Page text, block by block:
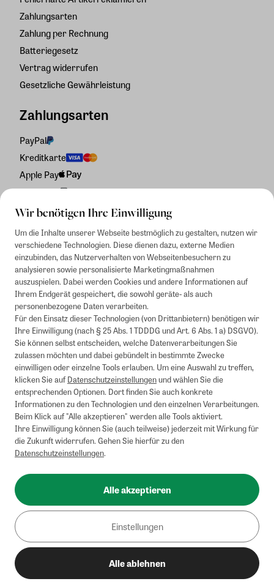
Wir benötigen Ihre Einwilligung
Um die Inhalte unserer Webseite bestmöglich zu gestalten, nutzen wir
verschiedene Technologien. Diese dienen dazu, externe Medien
einzubinden, das Nutzerverhalten von Webseitenbesuchern zu
analysieren sowie personalisierte Marketingmaßnahmen
auszuspielen. Dabei werden Cookies und andere Informationen auf
Ihrem Endgerät gespeichert, die sowohl geräte- als auch
personenbezogene Daten verarbeiten.
Für den Einsatz dieser Technologien (von Drittanbietern) benötigen wir
Ihre Einwilligung (nach § 25 Abs. 1 TDDDG und Art. 6 Abs. 1 a) DSGVO).
Sie können selbst entscheiden, welche Datenverarbeitungen Sie
zulassen möchten und dabei gebündelt in bestimmte Zwecke
einwilligen oder einzelne Tools erlauben. Um eine Auswahl zu treffen,
klicken Sie aufDatenschutzeinstellungenund wählen Sie die
entsprechenden Optionen. Dort finden Sie auch konkrete
Informationen zu den Technologien und den einzelnen Verarbeitungen.
Beim Klick auf "Alle akzeptieren" werden alle Tools aktiviert.
Ihre Einwilligung können Sie (auch teilweise) jederzeit mit Wirkung für
die Zukunft widerrufen. Gehen Sie hierfür zu den
Datenschutzeinstellungen.
Alle akzeptieren
Einstellungen
Alle ablehnen
Zahlungsarten
Zahlung per Rechnung
Batteriegesetz
Vertrag widerrufen
Gesetzliche Gewährleistung
Zahlungsarten
PayPal
Kreditkarte
Apple Pay
Rechnung